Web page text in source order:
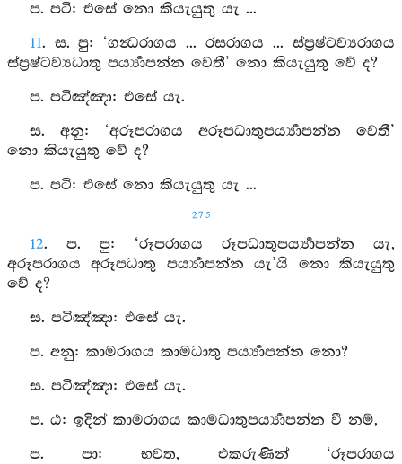
ප. පටි: එසේ නො කියැයුතු යැ ...
11. ස. පු: ‘ගන්‍ධරාගය ... රසරාගය ... ස්ප්‍රෂ්ටව්‍යරාගය
ස්ප්‍රෂ්ටව්‍යධාතු පර්‍ය්‍යාපන්න වෙතී’ නො කියැයුතු වේ ද?
ප. පටිඤ්‍ඤා: එසේ යැ.
ස. අනු: ‘අරූපරාගය අරූපධාතුපර්‍ය්‍යාපන්න වෙතී’
නො කියැයුතු වේ ද?
ප. පටි: එසේ නො කියැයුතු යැ ...
275
12. ප. පු: ‘රූපරාගය රූපධාතුපර්‍ය්‍යාපන්න යැ,
අරූපරාගය අරූපධාතු පර්‍ය්‍යාපන්න යැ’යි නො කියැයුතු
වේ ද?
ස. පටිඤ්‍ඤා: එසේ යැ.
ප. අනු: කාමරාගය කාමධාතු පර්‍ය්‍යාපන්න නො?
ස. පටිඤ්‍ඤා: එසේ යැ.
ප. ඨ: ඉදින් කාමරාගය කාමධාතුපර්‍ය්‍යාපන්න වී නම්,
ප. පා: භවත, එකරුණින් ‘රූපරාගය